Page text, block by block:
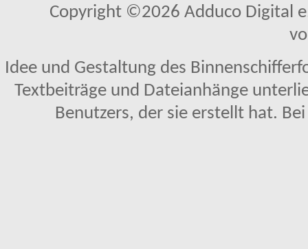
Copyright ©2026 Adduco Digital
Idee und Gestaltung des
Textbeiträge und Dateianhänge
Benutzers, der sie erstellt hat.